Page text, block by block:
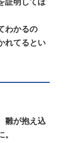
証明してほ
わかるの
れてるとい
雛が抱え込